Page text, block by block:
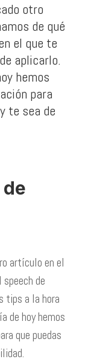
otro
de qué
el que te
aplicarlo.
hemos
para
te sea de
artículo en el
de
tips a la hora
de hoy hemos
que puedas